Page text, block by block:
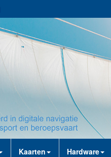
Kaarten Hardware